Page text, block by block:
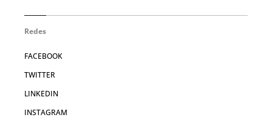
Redes
FACEBOOK
TWITTER
LINKEDIN
INSTAGRAM